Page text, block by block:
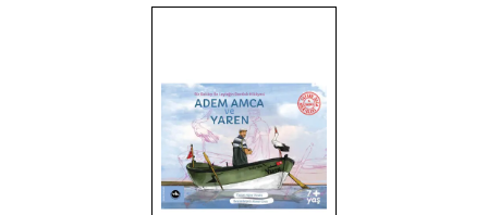
HAKKIMIZDA
GİZLİLİK POLİTİKASI
BİZE ULAŞIN